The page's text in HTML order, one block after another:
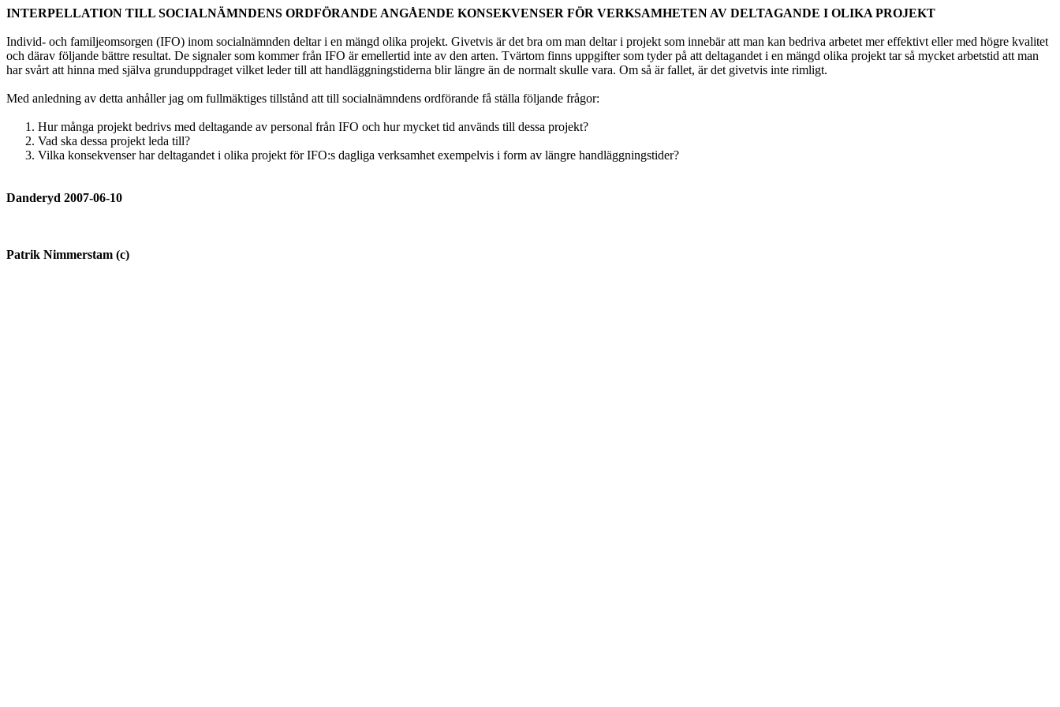
INTERPELLATION TILL SOCIALNÄMNDENS ORDFÖRANDE ANGÅENDE KONSEKVENSER FÖR VERKSAMHETEN AV DELTAGANDE I OLIKA PROJEKT
Individ- och familjeomsorgen (IFO) inom socialnämnden deltar i en mängd olika projekt. Givetvis är det bra om man deltar i projekt som innebär att man kan bedriva arbetet mer effektivt eller med högre kvalitet
och därav följande bättre resultat. De signaler som kommer från IFO är emellertid inte av den arten. Tvärtom finns uppgifter som tyder på att deltagandet i en mängd olika projekt tar så mycket arbetstid att man
har svårt att hinna med själva grunduppdraget vilket leder till att handläggningstiderna blir längre än de normalt skulle vara. Om så är fallet, är det givetvis inte rimligt.
Med anledning av detta anhåller jag om fullmäktiges tillstånd att till socialnämndens ordförande få ställa följande frågor:
Hur många projekt bedrivs med deltagande av personal från IFO och hur mycket tid används till dessa projekt?
Vad ska dessa projekt leda till?
Vilka konsekvenser har deltagandet i olika projekt för IFO:s dagliga verksamhet exempelvis i form av längre handläggningstider?
Danderyd 2007-06-10
Patrik Nimmerstam (c)